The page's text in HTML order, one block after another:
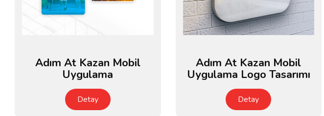
Adım At Kazan Mobil
Uygulama
Detay
Adım At Kazan Mobil
Uygulama Logo Tasarımı
Detay